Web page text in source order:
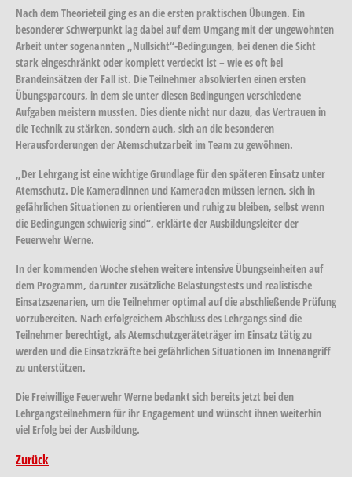
Nach dem Theorieteil ging es an die ersten praktischen Übungen. Ein
besonderer Schwerpunkt lag dabei auf dem Umgang mit der ungewohnten
Arbeit unter sogenannten „Nullsicht“-Bedingungen, bei denen die Sicht
stark eingeschränkt oder komplett verdeckt ist – wie es oft bei
Brandeinsätzen der Fall ist. Die Teilnehmer absolvierten einen ersten
Übungsparcours, in dem sie unter diesen Bedingungen verschiedene
Aufgaben meistern mussten. Dies diente nicht nur dazu, das Vertrauen in
die Technik zu stärken, sondern auch, sich an die besonderen
Herausforderungen der Atemschutzarbeit im Team zu gewöhnen.
„Der Lehrgang ist eine wichtige Grundlage für den späteren Einsatz unter
Atemschutz. Die Kameradinnen und Kameraden müssen lernen, sich in
gefährlichen Situationen zu orientieren und ruhig zu bleiben, selbst wenn
die Bedingungen schwierig sind“, erklärte der Ausbildungsleiter der
Feuerwehr Werne.
In der kommenden Woche stehen weitere intensive Übungseinheiten auf
dem Programm, darunter zusätzliche Belastungstests und realistische
Einsatzszenarien, um die Teilnehmer optimal auf die abschließende Prüfung
vorzubereiten. Nach erfolgreichem Abschluss des Lehrgangs sind die
Teilnehmer berechtigt, als Atemschutzgeräteträger im Einsatz tätig zu
werden und die Einsatzkräfte bei gefährlichen Situationen im Innenangriff
zu unterstützen.
Die Freiwillige Feuerwehr Werne bedankt sich bereits jetzt bei den
Lehrgangsteilnehmern für ihr Engagement und wünscht ihnen weiterhin
viel Erfolg bei der Ausbildung.
Zurück